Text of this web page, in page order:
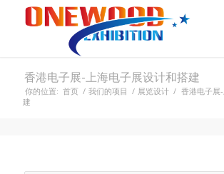
香港电子展-上海电子展设计和搭建
你的位置: 首页 / 我们的项目 / 展览设计 / 香港电子展
建